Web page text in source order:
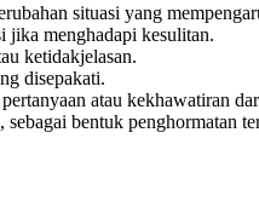
situasi yang
jika menghadapi kesulitan.
ketidakjelasan.
disepakati.
atau kekhawatiran
bentuk penghormatan